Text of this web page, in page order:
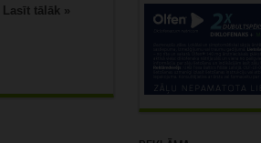
Lasīt tālāk »